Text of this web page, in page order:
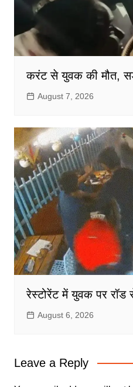
करंट से युवक की मौत,
August 7, 2026
रेस्टोरेंट में युवक पर रॉड
August 6, 2026
Leave a Reply